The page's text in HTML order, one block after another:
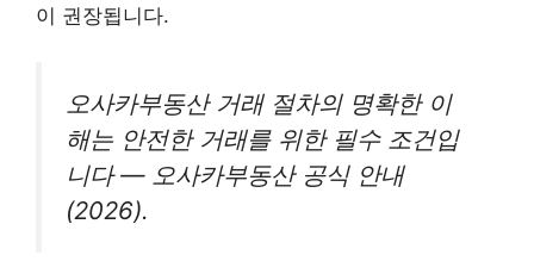
이 권장됩니다.
오사카부동산 거래 절차의 명확한 이
해는 안전한 거래를 위한 필수 조건입
니다 — 오사카부동산 공식 안내
(2026).